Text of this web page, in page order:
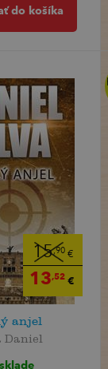
do košíka
15,90 €
13,52 €
anjel
Daniel